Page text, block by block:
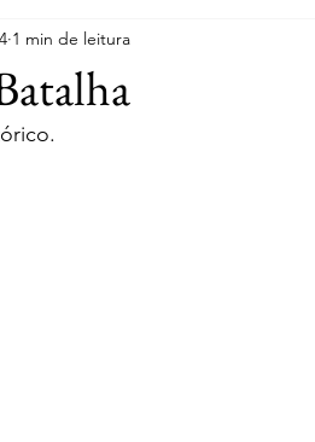
Bemposta
S. Facundo e Vale das Mós
1 min de leitura